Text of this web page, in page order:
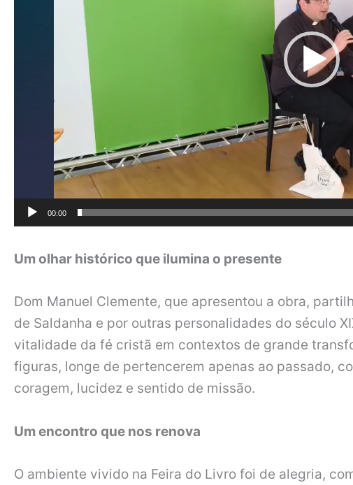
00:00
Um olhar histórico que ilumina o presente
Dom Manuel Clemente, que apresentou a obra,
de Saldanha e por outras personalidades do século
vitalidade da fé cristã em contextos de grande
figuras, longe de pertencerem apenas ao passado,
coragem, lucidez e sentido de missão.
Um encontro que nos renova
O ambiente vivido na Feira do Livro foi de alegria,